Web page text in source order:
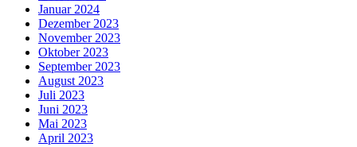
Januar 2024
Dezember 2023
November 2023
Oktober 2023
September 2023
August 2023
Juli 2023
Juni 2023
Mai 2023
April 2023